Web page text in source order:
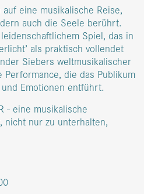
eine musikalische Reise,
auch die Seele berührt.
Spiel, das in
als praktisch vollendet
Siebers weltmusikalischer
die das Publikum
Emotionen entführt.
- eine musikalische
nicht nur zu unterhalten,